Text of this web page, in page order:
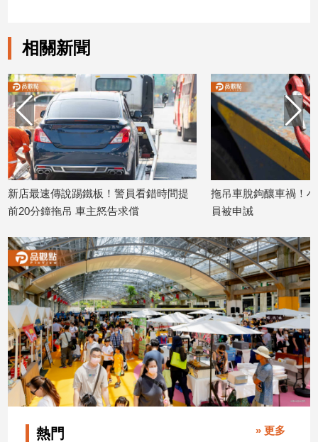
流
行/
時
尚
追
星
生
活
築/
室
內
設
計
旅
遊/
美
食
星
座/
命
相關新聞
新店最速傳說踢鐵板！警員看錯時間提
前20分鐘拖吊 車主怒告求償
拖吊車脫鉤釀車禍！
員被申誡
熱門 » 更多